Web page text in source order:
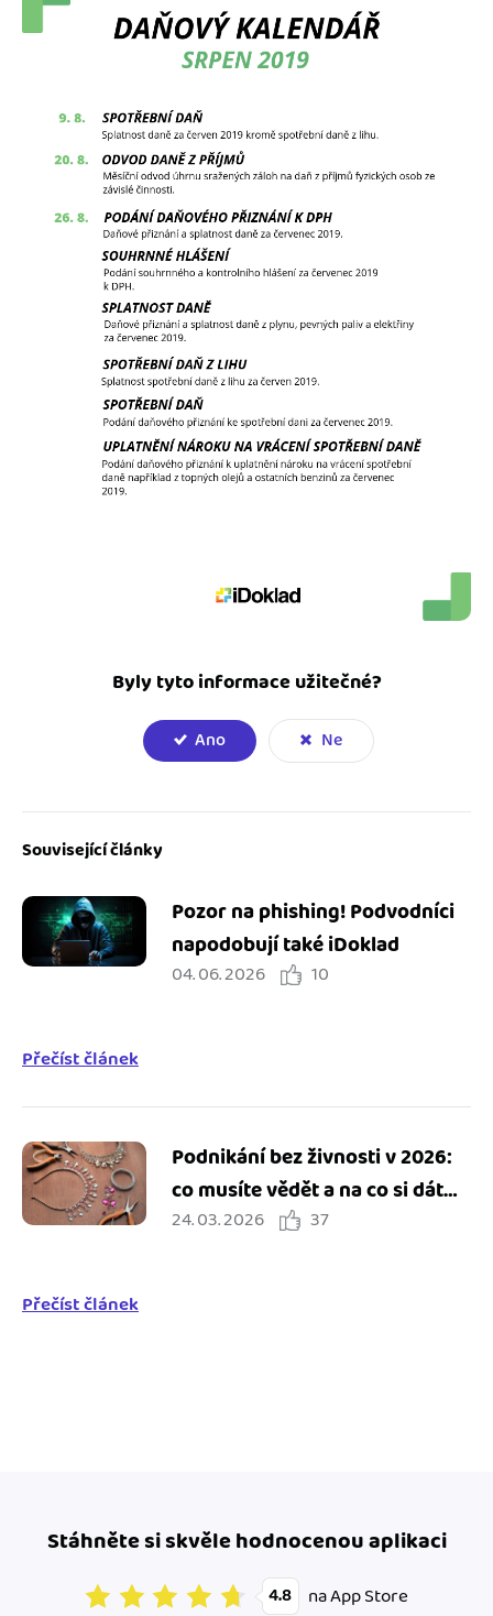
Byly tyto informace užitečné?
Ano Ne
Související články
Pozor na phishing! Podvodníci
napodobují také iDoklad
04. 06. 2026 10
Přečíst článek
Podnikání bez živnosti v 2026:
co musíte vědět a na co si dát
pozor
24. 03. 2026 37
Přečíst článek
Stáhněte si skvěle hodnocenou aplikaci
4.8 na App Store